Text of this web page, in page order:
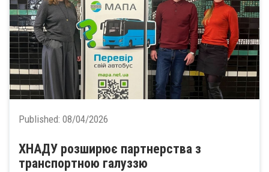
Published: 08/04/2026
ХНАДУ розширює партнерства з
транспортною галуззю